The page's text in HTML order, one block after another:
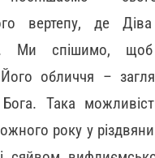
вертепу, де
Ми спішимо,
обличчя –
Бога. Така
року у